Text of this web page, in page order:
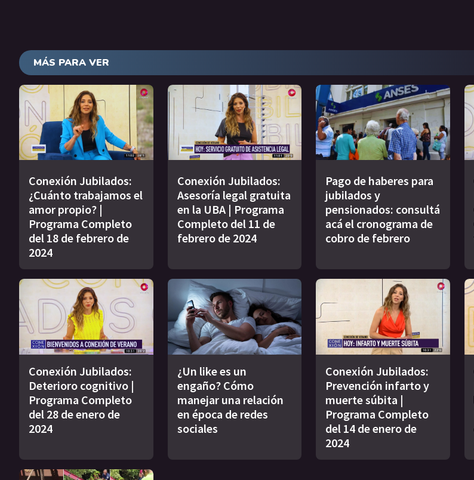
MÁS PARA VER
Conexión Jubilados:
¿Cuánto trabajamos el
amor propio? |
Programa Completo
del 18 de febrero de
2024
Conexión Jubilados:
Asesoría legal gratuita
en la UBA | Programa
Completo del 11 de
febrero de 2024
Pago de haberes para
jubilados y
pensionados: consultá
acá el cronograma de
cobro de febrero
Conexión Jubilados:
Deterioro cognitivo |
Programa Completo
del 28 de enero de
2024
¿Un like es un
engaño? Cómo
manejar una relación
en época de redes
sociales
Conexión Jubilados:
Prevención infarto y
muerte súbita |
Programa Completo
del 14 de enero de
2024